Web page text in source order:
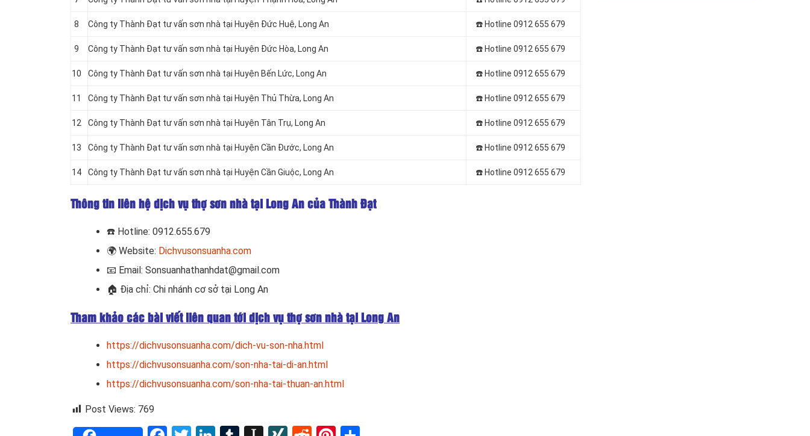
8 Công ty Thành Đạt tư vấn sơn nhà tại Huyện Đức Huệ, Long An ☎️ Hotline 0912 655 679
9 Công ty Thành Đạt tư vấn sơn nhà tại Huyện Đức Hòa, Long An ☎️ Hotline 0912 655 679
10 Công ty Thành Đạt tư vấn sơn nhà tại Huyện Bến Lức, Long An ☎️ Hotline 0912 655 679
11 Công ty Thành Đạt tư vấn sơn nhà tại Huyện Thủ Thừa, Long An ☎️ Hotline 0912 655 679
12 Công ty Thành Đạt tư vấn sơn nhà tại Huyện Tân Trụ, Long An ☎️ Hotline 0912 655 679
13 Công ty Thành Đạt tư vấn sơn nhà tại Huyện Cần Đước, Long An ☎️ Hotline 0912 655 679
14 Công ty Thành Đạt tư vấn sơn nhà tại Huyện Cần Giuộc, Long An ☎️ Hotline 0912 655 679
Thông tin liên hệ dịch vụ thợ sơn nhà tại Long An của Thành Đạt
☎️ Hotline: 0912.655.679
🌍 Website: Dichvusonsuanha.com
📧 Email: Sonsuanhathanhdat@gmail.com
🏠 Địa chỉ: Chi nhánh cơ sở tại Long An
Tham khảo các bài viết liên quan tới dịch vụ thợ sơn nhà tại Long An
https://dichvusonsuanha.com/dich-vu-son-nha.html
https://dichvusonsuanha.com/son-nha-tai-di-an.html
https://dichvusonsuanha.com/son-nha-tai-thuan-an.html
Post Views: 769